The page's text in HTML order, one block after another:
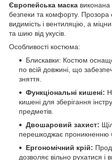
Європейська маска виконана
безпеки та комфорту. Прозора
видимість і вентиляцію, а
та шию від укусів.
Особливості костюма:
Блискавки: Костюм
по всій довжині, що
зняття.
Функціональні кишені:
кишені для зберігання
предметів.
Двошаровий захист:
перешкоджає проникненню
Ергономічний крій:
дозволяє вільно рухатися і